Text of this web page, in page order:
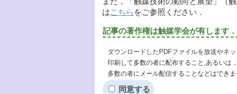
はこちら をご参照ください．
記事の著作権は触媒学会が有します．
ダウンロードしたPDFファイルを放送やネ
印刷して多数の者に配布すること,あるいは，
多数の者にメール配信することなどはできま
同意する